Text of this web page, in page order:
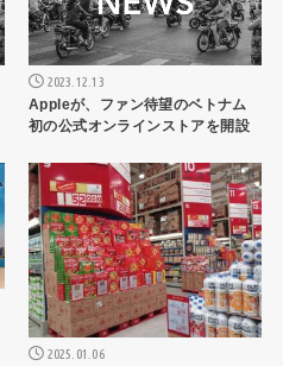
2023.12.13
Appleが、ファン待望のベトナム
初の公式オンラインストアを開設
ニュース記事
2025.01.06